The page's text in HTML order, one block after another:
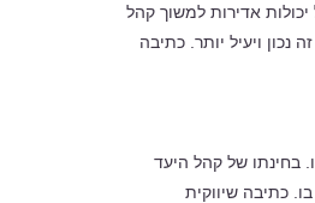
אדירות למשוך קהל
ויעיל יותר. כתיבה
בחינתו של קהל היעד
כתיבה שיווקית